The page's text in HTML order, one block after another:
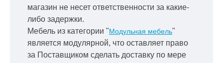
магазин не несет ответственности за какие-
либо задержки.
Мебель из категории "Модульная мебель"
является модулярной, что оставляет право
за Поставщиком сделать доставку по мере